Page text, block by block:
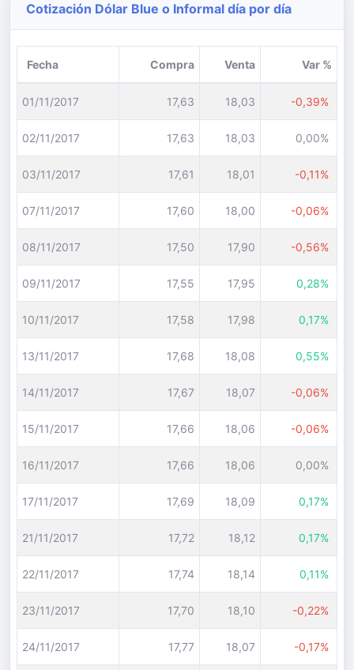
Cotización Dólar Blue o Informal día por día
Fecha Compra Venta Var %
01/11/2017 17,63 18,03 -0,39%
02/11/2017 17,63 18,03 0,00%
03/11/2017 17,61 18,01 -0,11%
07/11/2017 17,60 18,00 -0,06%
08/11/2017 17,50 17,90 -0,56%
09/11/2017 17,55 17,95 0,28%
10/11/2017 17,58 17,98 0,17%
13/11/2017 17,68 18,08 0,55%
14/11/2017 17,67 18,07 -0,06%
15/11/2017 17,66 18,06 -0,06%
16/11/2017 17,66 18,06 0,00%
17/11/2017 17,69 18,09 0,17%
21/11/2017 17,72 18,12 0,17%
22/11/2017 17,74 18,14 0,11%
23/11/2017 17,70 18,10 -0,22%
24/11/2017 17,77 18,07 -0,17%